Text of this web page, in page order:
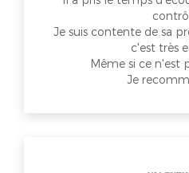
Je suis contente de sa
c'est très
Même si ce n'est
Je